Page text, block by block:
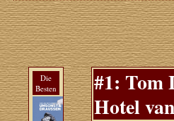
Die
Besten
#1: Tom
Hotel